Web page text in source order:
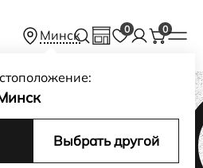
Минск 0 0
Выбрать другой